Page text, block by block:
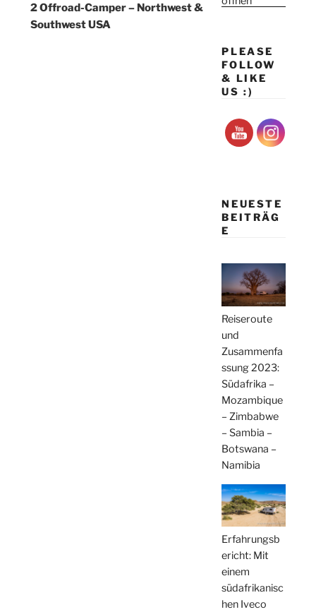
2 Offroad-Camper – Northwest &
Southwest USA
PLEASE
FOLLOW
& LIKE
US :)
NEUESTE
BEITRÄG
E
Reiseroute
und
Zusammenfa
ssung 2023:
Südafrika –
Mozambique
– Zimbabwe
– Sambia –
Botswana –
Namibia
Erfahrungsb
ericht: Mit
einem
südafrikanisc
hen Iveco